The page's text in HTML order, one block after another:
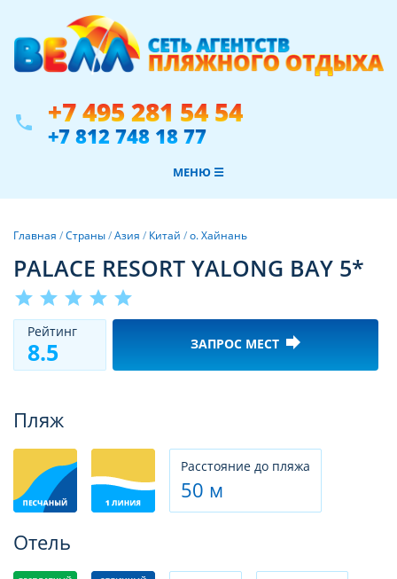
phone +7 495 281 54 54
+7 812 748 18 77
МЕНЮ ☰
Главная /Страны/Азия / Китай /о. Хайнань
PALACE RESORT YALONG BAY 5*
star star star star star
Рeйтинг
8.5 ЗАПРОС МЕСТ forward
Пляж
Расстояние до пляжа
50 м
Отель